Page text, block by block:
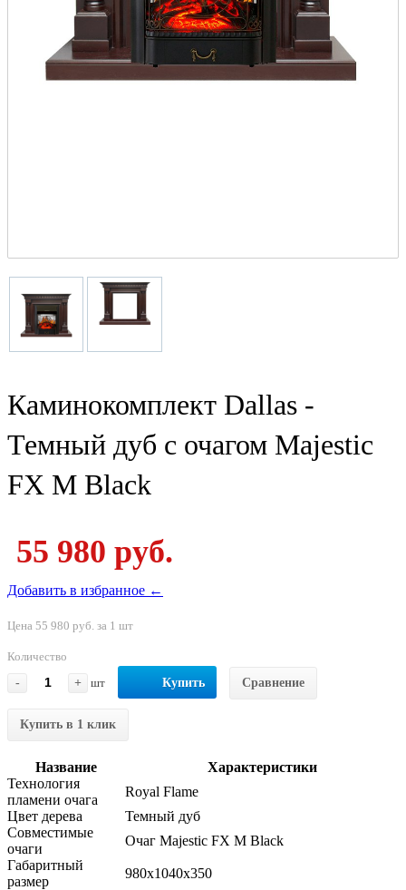
Каминокомплект Dallas -
Темный дуб с очагом Majestic
FX M Black
55 980 руб.
Добавить в избранное ←
Цена 55 980 руб. за 1 шт
Количество
-
+ шт Купить Сравнение
Купить в 1 клик
Название
Характеристики
Технология
пламени очага
Royal Flame
Цвет дерева
Темный дуб
Совместимые
очаги
Очаг Majestic FX M Black
Габаритный
размер
980x1040x350